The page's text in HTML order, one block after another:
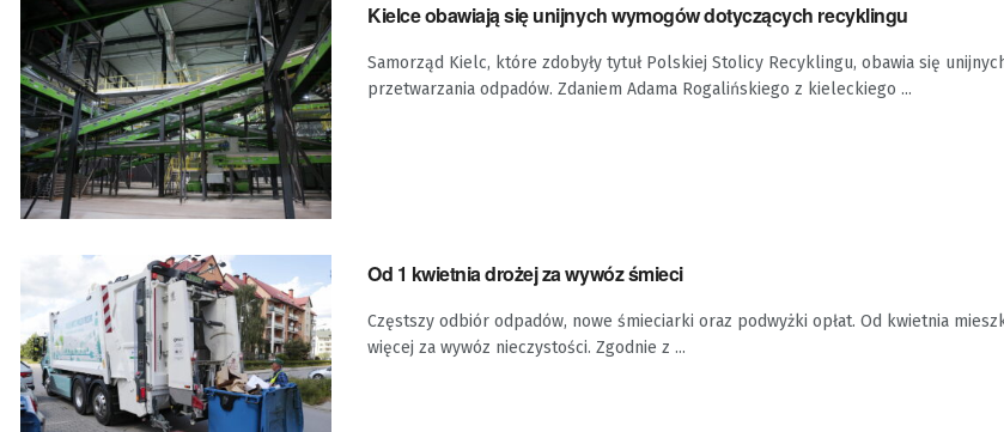
Kielce obawiają się unijnych wymogów dotyczących recyklingu
Samorząd Kielc, które zdobyły tytuł Polskiej Stolicy Recyklingu, obawia się
przetwarzania odpadów. Zdaniem Adama Rogalińskiego z kieleckiego ...
Od 1 kwietnia drożej za wywóz śmieci
Częstszy odbiór odpadów, nowe śmieciarki oraz podwyżki opłat. Od kwietnia
więcej za wywóz nieczystości. Zgodnie z ...